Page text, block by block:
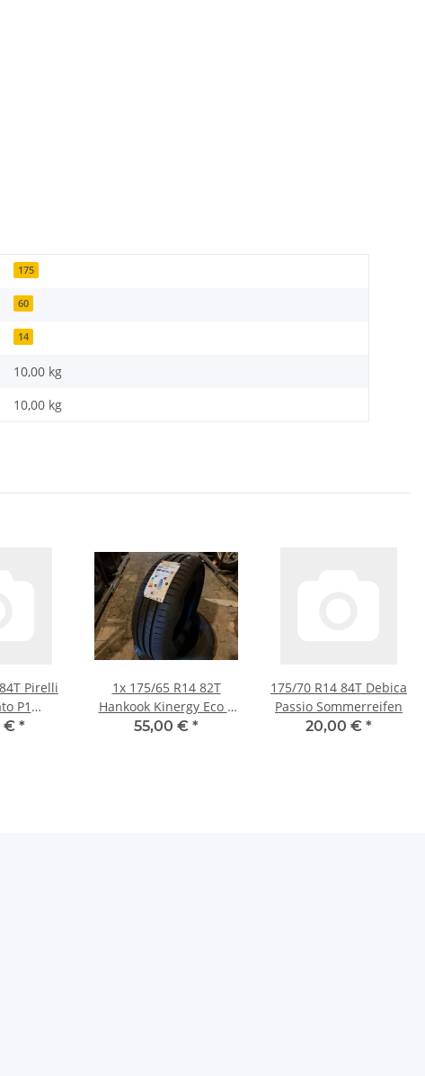
175
60
14
10,00 kg
10,00 kg
Pirelli
P1
€ *
1x 175/65 R14 82T
Hankook Kinergy Eco 2
Sommerreifen
55,00 € *
175/70 R14 84T Debica
Passio Sommerreifen
20,00 € *